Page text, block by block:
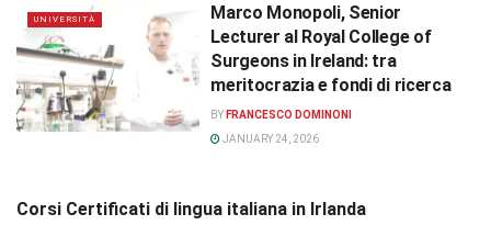
UNIVERSITÀ
Marco Monopoli, Senior
Lecturer al Royal College of
Surgeons in Ireland: tra
meritocrazia e fondi di ricerca
BY FRANCESCO DOMINONI
JANUARY 24, 2026
Corsi Certificati di lingua italiana in Irlanda